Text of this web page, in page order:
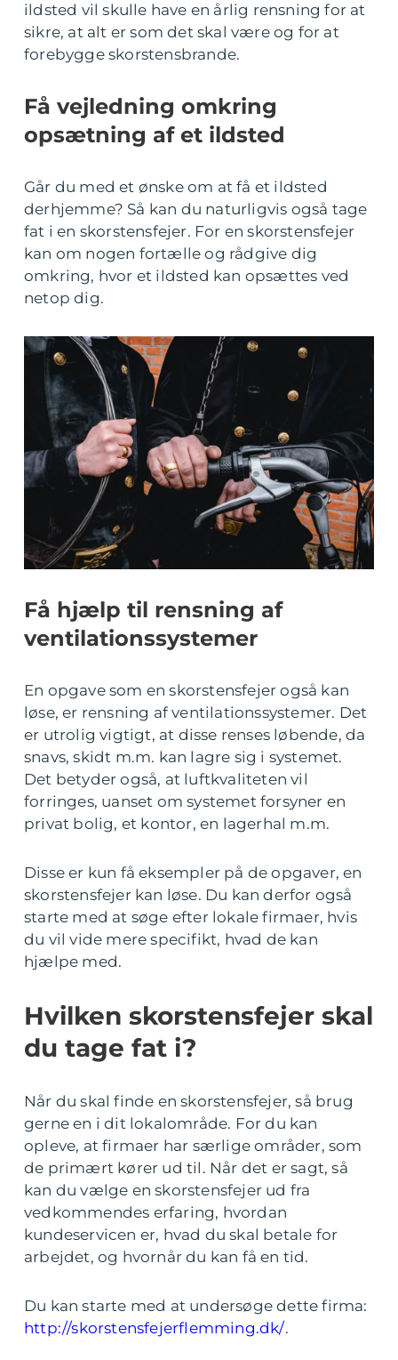
ildsted vil skulle have en årlig rensning for at
sikre, at alt er som det skal være og for at
forebygge skorstensbrande.
Få vejledning omkring
opsætning af et ildsted
Går du med et ønske om at få et ildsted
derhjemme? Så kan du naturligvis også tage
fat i en skorstensfejer. For en skorstensfejer
kan om nogen fortælle og rådgive dig
omkring, hvor et ildsted kan opsættes ved
netop dig.
Få hjælp til rensning af
ventilationssystemer
En opgave som en skorstensfejer også kan
løse, er rensning af ventilationssystemer. Det
er utrolig vigtigt, at disse renses løbende, da
snavs, skidt m.m. kan lagre sig i systemet.
Det betyder også, at luftkvaliteten vil
forringes, uanset om systemet forsyner en
privat bolig, et kontor, en lagerhal m.m.
Disse er kun få eksempler på de opgaver, en
skorstensfejer kan løse. Du kan derfor også
starte med at søge efter lokale firmaer, hvis
du vil vide mere specifikt, hvad de kan
hjælpe med.
Hvilken skorstensfejer skal
du tage fat i?
Når du skal finde en skorstensfejer, så brug
gerne en i dit lokalområde. For du kan
opleve, at firmaer har særlige områder, som
de primært kører ud til. Når det er sagt, så
kan du vælge en skorstensfejer ud fra
vedkommendes erfaring, hvordan
kundeservicen er, hvad du skal betale for
arbejdet, og hvornår du kan få en tid.
Du kan starte med at undersøge dette firma:
http://skorstensfejerflemming.dk/.